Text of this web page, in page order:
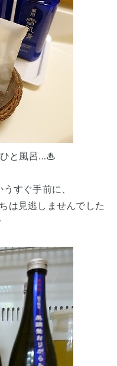
ひと風呂…♨
すぐ手前に、
は見逃しませんでした